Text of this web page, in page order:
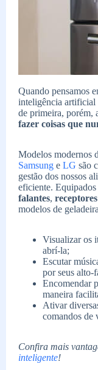
Quando pensamos
inteligência artificial
de primeira, porém,
fazer coisas que
Modelos modernos
Samsung e LG são
gestão dos nossos
eficiente.
falantes,
modelos de
Visualizar os
abrí-la;
Escutar
por seus alto-
Encomendar
maneira
Ativar
comandos de
Confira mais
inteligente!